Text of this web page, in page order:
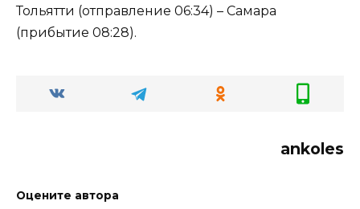
Тольятти (отправление 06:34) – Самара
(прибытие 08:28).
ankoles
Оцените автора